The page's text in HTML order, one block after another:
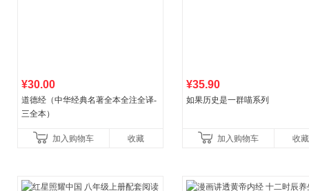
¥30.00
道德经（中华经典名著全本全注全译-
三全本）
加入购物车 收藏
¥35.90
如果历史是一群喵系列
加入购物车 收藏